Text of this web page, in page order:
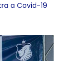
a Covid-19